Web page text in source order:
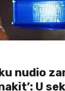
nudio
U